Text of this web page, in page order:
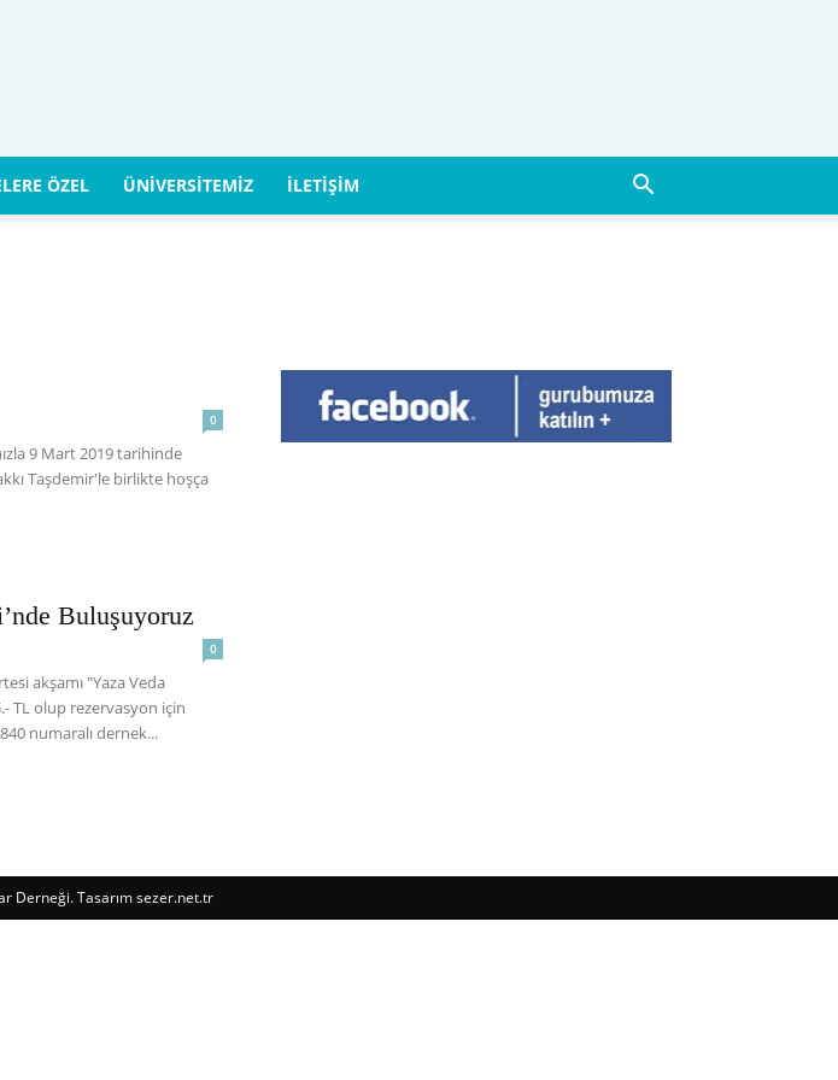
Uludağ
Mezunlar
Derneği
ÖZEL ÜNIVERSITEMIZ İLETIŞIM
0
9 Mart 2019 tarihinde
Taşdemir'le birlikte hoşça
Buluşuyoruz
0
akşamı "Yaza Veda
TL olup rezervasyon için
numaralı dernek...
Derneği. Tasarımsezer.net.tr